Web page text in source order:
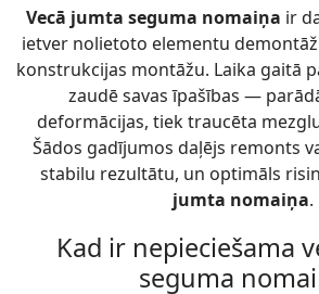
Vecā jumta seguma nomaiņa ir
ietver nolietoto elementu
konstrukcijas montāžu. Laika gaitā
zaudē savas īpašības —
deformācijas, tiek traucēta
Šādos gadījumos daļējs remonts
stabilu rezultātu, un optimāls
jumta nomaiņa.
Kad ir nepieciešama
seguma